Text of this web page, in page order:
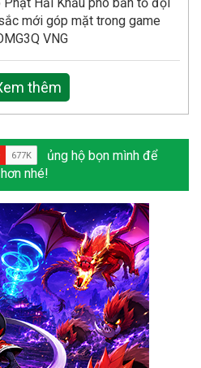
Phạt Hải Khấu phó bản tổ đội
mới góp mặt trong game
VNG
thêm
ủng hộ bọn mình để
nhé!